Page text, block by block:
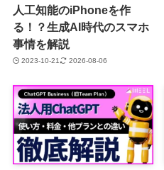
人工知能のiPhoneを作
る！？生成AI時代のスマホ
事情を解説
2023-10-21 2026-08-06